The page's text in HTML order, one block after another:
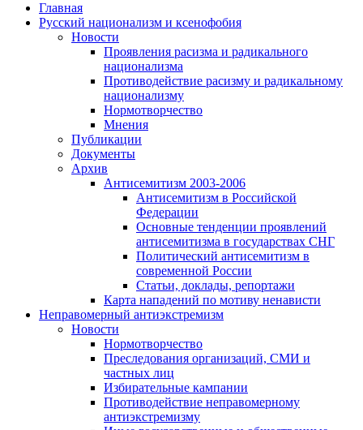
Главная
Русский национализм и ксенофобия
Новости
Проявления расизма и радикального
национализма
Противодействие расизму и радикальному
национализму
Нормотворчество
Мнения
Публикации
Документы
Архив
Антисемитизм 2003-2006
Антисемитизм в Российской
Федерации
Основные тенденции проявлений
антисемитизма в государствах СНГ
Политический антисемитизм в
современной России
Статьи, доклады, репортажи
Карта нападений по мотиву ненависти
Неправомерный антиэкстремизм
Новости
Нормотворчество
Преследования организаций, СМИ и
частных лиц
Избирательные кампании
Противодействие неправомерному
антиэкстремизму